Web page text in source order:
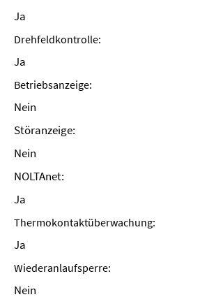
Ja
Drehfeldkontrolle:
Ja
Betriebsanzeige:
Nein
Störanzeige:
Nein
NOLTAnet:
Ja
Thermokontaktüberwachung:
Ja
Wiederanlaufsperre:
Nein